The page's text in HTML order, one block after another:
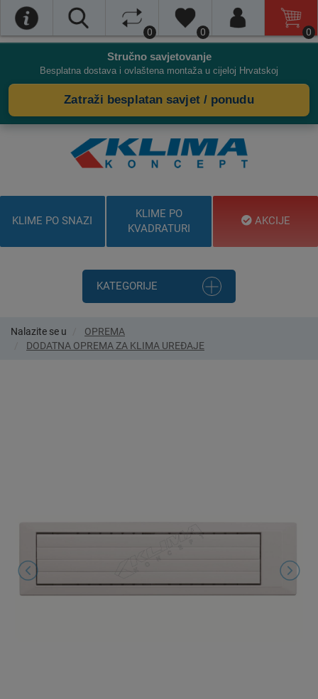
0 0 0
Stručno savjetovanje
Besplatna dostava i ovlaštena montaža u cijeloj Hrvatskoj
Zatraži besplatan savjet / ponudu
KLIME PO SNAZI
KLIME PO
KVADRATURI
AKCIJE
KATEGORIJE
Nalazite se u
OPREMA
DODATNA OPREMA ZA KLIMA UREĐAJE